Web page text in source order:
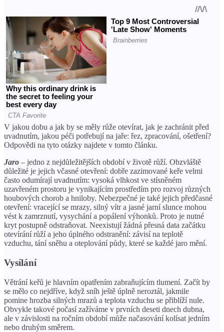
V jakou dobu a jak by se měly růže otevírat, jak je zachránit před
uvadnutím, jakou péči potřebují na jaře: řez, zpracování, ošetření?
Odpovědi na tyto otázky najdete v tomto článku.
Jaro – jedno z nejdůležitějších období v životě růží. Obzvláště
důležité je jejich včasné otevření: dobře zazimované keře velmi
často odumírají uvadnutím: vysoká vlhkost ve stísněném
uzavřeném prostoru je vynikajícím prostředím pro rozvoj různých
houbových chorob a hniloby. Nebezpečné je také jejich předčasné
otevření: vracející se mrazy, silný vítr a jasné jarní slunce mohou
vést k zamrznutí, vysychání a popálení výhonků. Proto je nutné
kryt postupně odstraňovat. Neexistují žádná přesná data začátku
otevírání růží a jeho úplného odstranění: závisí na teplotě
vzduchu, tání sněhu a oteplování půdy, které se každé jaro mění.
Vysílání
Větrání keřů je hlavním opatřením zabraňujícím tlumení. Začít by
se mělo co nejdříve, když sníh ještě úplně neroztál, jakmile
pomine hrozba silných mrazů a teplota vzduchu se přiblíží nule.
Obvykle takové počasí zažíváme v prvních deseti dnech dubna,
ale v závislosti na ročním období může načasování kolísat jedním
nebo druhým směrem.